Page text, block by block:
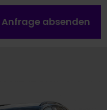
Anfrage absenden